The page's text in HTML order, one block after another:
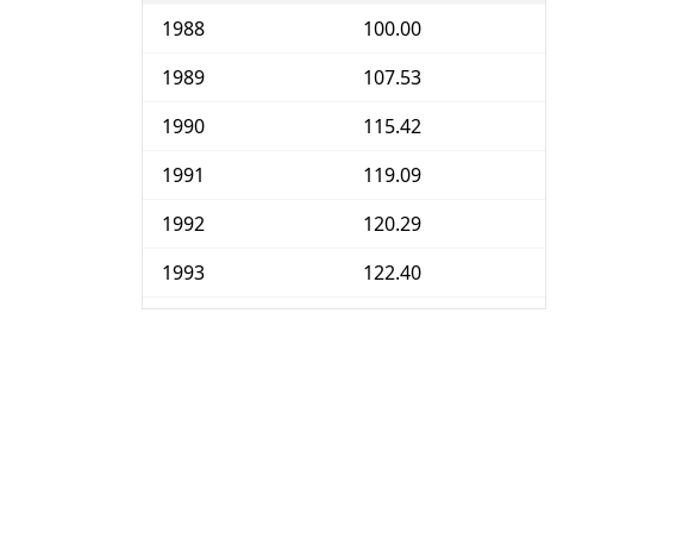
1988
100.00
1989
107.53
1990
115.42
1991
119.09
1992
120.29
1993
122.40